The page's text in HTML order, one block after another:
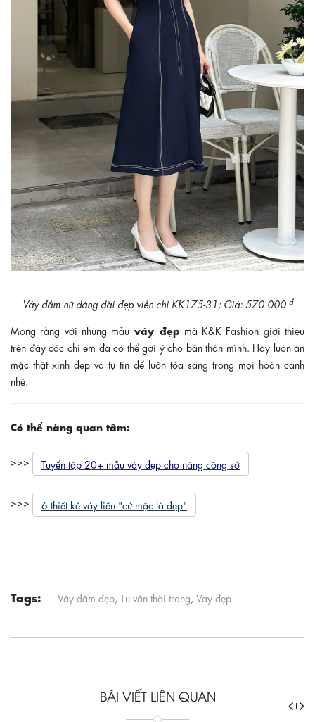
Váy đầm nữ dáng dài đẹp viền chỉ KK175-31; Giá: 570.000 đ
Mong rằng với những mẫu váy đẹp mà K&K Fashion giới thiệu
trên đây các chị em đã có thể gợi ý cho bản thân mình. Hãy luôn ăn
mặc thật xinh đẹp và tự tin để luôn tỏa sáng trong mọi hoàn cảnh
nhé.
Có thể nàng quan tâm:
>>> Tuyển tập 20+ mẫu váy đẹp cho nàng công sở
>>> 6 thiết kế váy liền "cứ mặc là đẹp"
Tags: Váy đầm đẹp Tư vấn thời trang Váy đẹp
BÀI VIẾT LIÊN QUAN